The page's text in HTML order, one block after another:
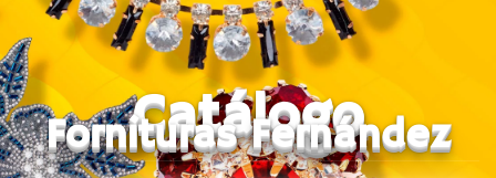
Catálogo
Fornituras Fernández